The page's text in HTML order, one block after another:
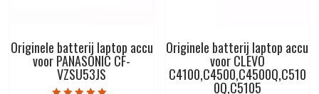
Originele batterij laptop accu
voor PANASONIC CF-
VZSU53JS
Originele batterij laptop accu
voor CLEVO
C4100,C4500,C4500Q,C510
0Q,C5105